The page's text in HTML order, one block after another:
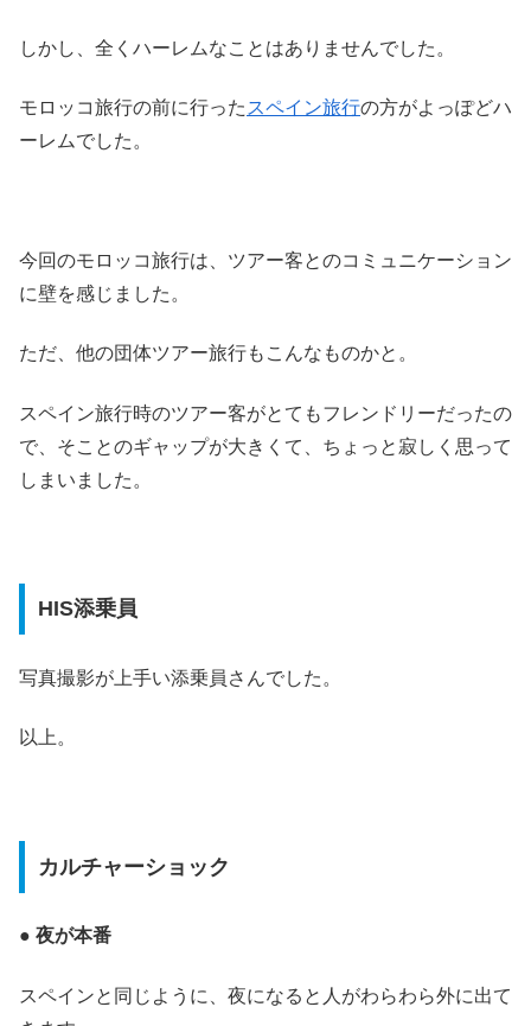
しかし、全くハーレムなことはありませんでした。
モロッコ旅行の前に行った スペイン旅行の方がよっぽどハ
ーレムでした。
今回のモロッコ旅行は、ツアー客とのコミュニケーション
に壁を感じました。
ただ、他の団体ツアー旅行もこんなものかと。
スペイン旅行時のツアー客がとてもフレンドリーだったの
で、そことのギャップが大きくて、ちょっと寂しく思って
しまいました。
HIS添乗員
写真撮影が上手い添乗員さんでした。
以上。
カルチャーショック
● 夜が本番
スペインと同じように、夜になると人がわらわら外に出て